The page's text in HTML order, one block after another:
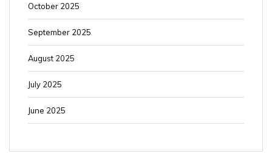
October 2025
September 2025
August 2025
July 2025
June 2025